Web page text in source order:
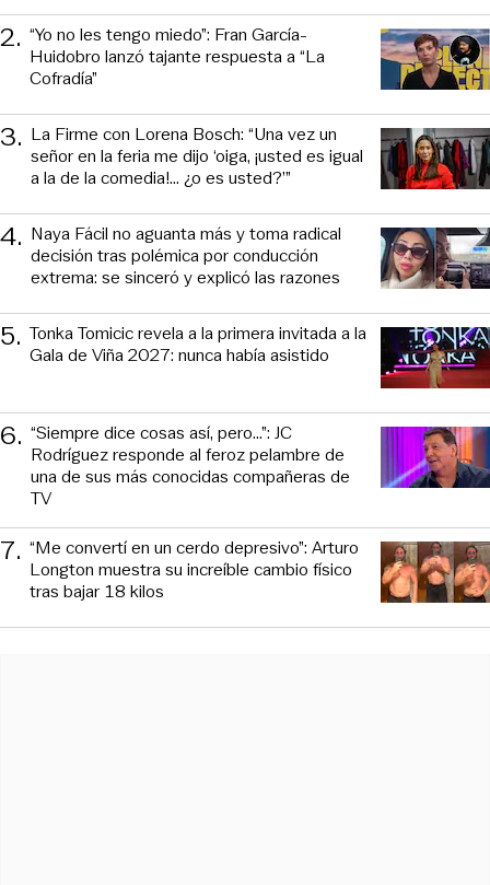
2. “Yo no les tengo miedo”: Fran García-
Huidobro lanzó tajante respuesta a “La
Cofradía”
3. La Firme con Lorena Bosch: “Una vez un
señor en la feria me dijo ‘oiga, ¡usted es igual
a la de la comedia!... ¿o es usted?’”
4. Naya Fácil no aguanta más y toma radical
decisión tras polémica por conducción
extrema: se sinceró y explicó las razones
5. Tonka Tomicic revela a la primera invitada a la
Gala de Viña 2027: nunca había asistido
6. “Siempre dice cosas así, pero...”: JC
Rodríguez responde al feroz pelambre de
una de sus más conocidas compañeras de
TV
7. “Me convertí en un cerdo depresivo”: Arturo
Longton muestra su increíble cambio físico
tras bajar 18 kilos